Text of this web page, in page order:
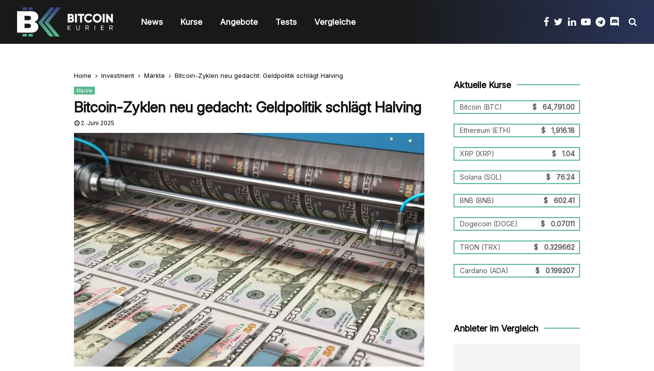
News Kurse Angebote Tests Vergleiche
Home Investment Märkte Bitcoin-Zyklen neu gedacht: Geldpolitik schlägt Halving
Märkte
Bitcoin-Zyklen neu gedacht: Geldpolitik schlägt Halving
2. Juni 2025
Aktuelle Kurse
Bitcoin (BTC) $ 64,791.00
Ethereum (ETH) $ 1,916.18
XRP (XRP) $ 1.04
Solana (SOL) $ 76.24
BNB (BNB) $ 602.41
Dogecoin (DOGE) $ 0.07011
TRON (TRX) $ 0.329662
Cardano (ADA) $ 0.199207
Anbieter im Vergleich